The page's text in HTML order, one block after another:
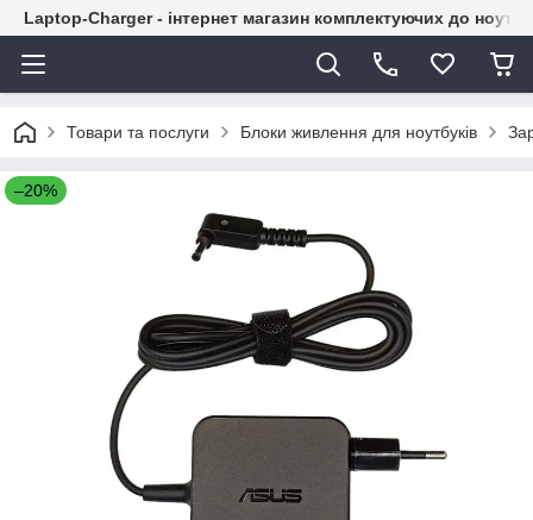
Laptop-Charger - інтернет магазин комплектуючих до
Товари та послуги Блоки живлення для ноутбуків
–20%